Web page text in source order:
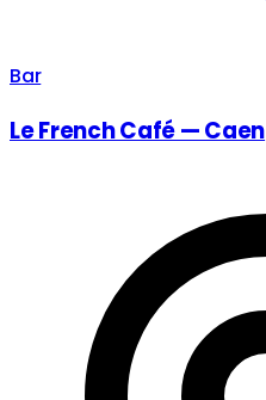
Bar
Le French Café — Caen